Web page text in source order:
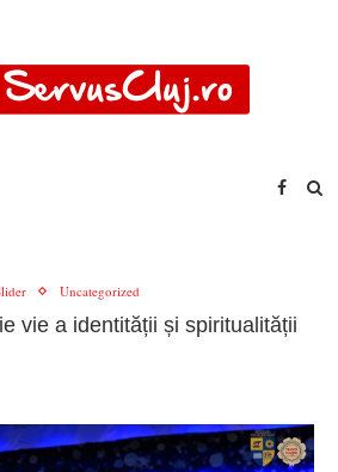
Uncategorized
vie a identității și spiritualității